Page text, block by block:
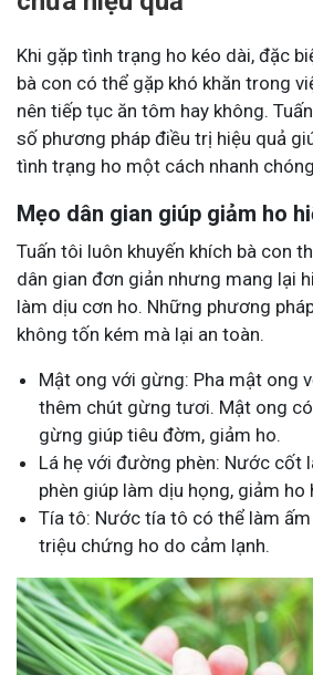
Khi gặp tình trạng ho kéo dài, đặc
bà con có thể gặp khó khăn trong
nên tiếp tục ăn tôm hay không.
số phương pháp điều trị hiệu quả
tình trạng ho một cách nhanh
Mẹo dân gian giúp giảm ho
Tuấn tôi luôn khuyến khích bà con
dân gian đơn giản nhưng mang lại
làm dịu cơn ho. Những phương
không tốn kém mà lại an toàn.
Mật ong với gừng: Pha mật ong
thêm chút gừng tươi. Mật ong
gừng giúp tiêu đờm, giảm ho.
Lá hẹ với đường phèn: Nước cốt
phèn giúp làm dịu họng, giảm ho
Tía tô: Nước tía tô có thể làm
triệu chứng ho do cảm lạnh.